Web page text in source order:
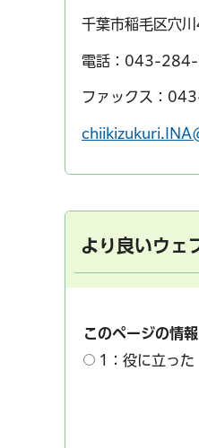
千葉市稲毛区穴
電話：043-
ファックス：
より良いウェ
このページの情
1：役に立った